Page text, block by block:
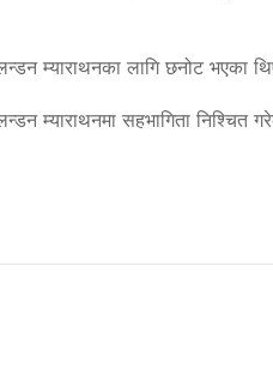
म्याराथनका लागि छनोट भएका
म्याराथनमा‌ सहभागिता निश्चित